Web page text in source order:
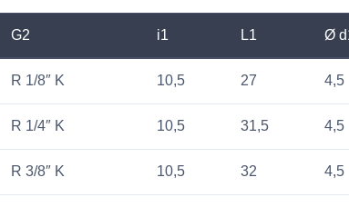
G2 i1 L1 Ø
R 1/8″ K 10,5 27 4,5
R 1/4″ K 10,5 31,5 4,5
R 3/8″ K 10,5 32 4,5